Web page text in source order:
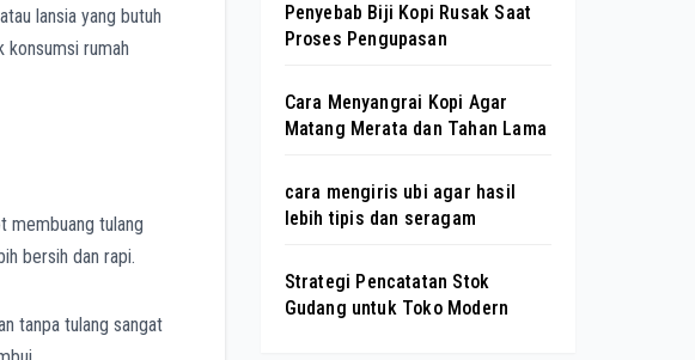
lansia yang butuh
konsumsi rumah
membuang tulang
bersih dan rapi.
tanpa tulang sangat
Penyebab Biji Kopi Rusak Saat
Proses Pengupasan
Cara Menyangrai Kopi Agar
Matang Merata dan Tahan Lama
cara mengiris ubi agar hasil
lebih tipis dan seragam
Strategi Pencatatan Stok
Gudang untuk Toko Modern